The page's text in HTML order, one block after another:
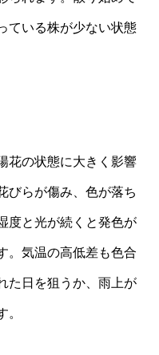
ている株が少ない状態
花の状態に大きく影響
びらが傷み、色が落ち
度と光が続くと発色が
。気温の高低差も色合
た日を狙うか、雨上が
。